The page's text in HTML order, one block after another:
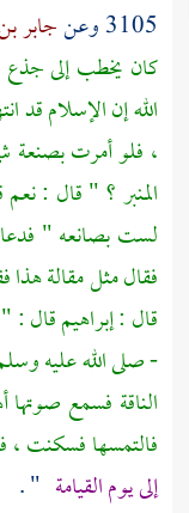
3105 وعن جابر
كان يخطب إلى جذع
الله إن الإسلام قد
، فلو أمرت
المنبر ؟ " قال :
لست بصانعه "
فقال مثل مقالة
قال : إبراهيم قال
- صلى الله عليه
الناقة فسمع
فالتمسها فسكنت
إلى يوم القيامة " .